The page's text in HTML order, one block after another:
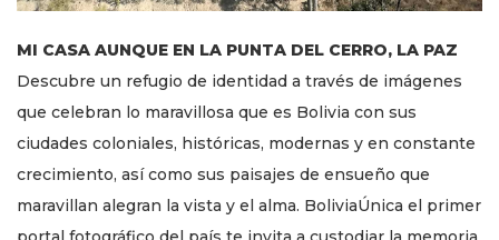
MI CASA AUNQUE EN LA PUNTA DEL CERRO, LA PAZ
Descubre un refugio de identidad a través de imágenes
que celebran lo maravillosa que es Bolivia con sus
ciudades coloniales, históricas, modernas y en constante
crecimiento, así como sus paisajes de ensueño que
maravillan alegran la vista y el alma. BoliviaÚnica el primer